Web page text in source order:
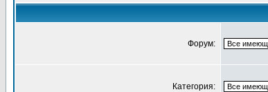
Форум:
Категория: